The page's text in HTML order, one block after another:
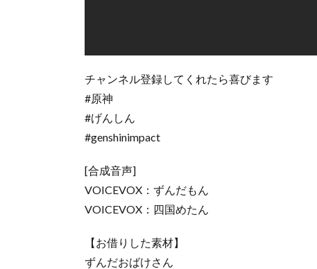
チャンネル登録してくれたら喜びます
#原神
#げんしん
#genshinimpact
[合成音声]
VOICEVOX：ずんだもん
VOICEVOX：四国めたん
【お借りした素材】
ずんだおばけさん